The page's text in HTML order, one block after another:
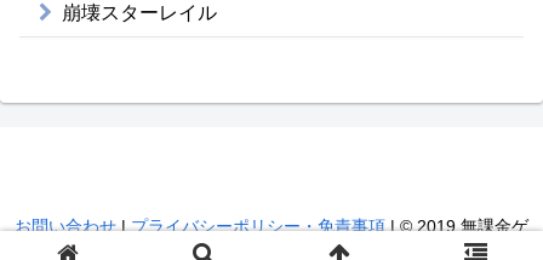
崩壊スターレイル
お問い合わせ|プライバシーポリシー・免責事項| © 2019 無課金ゲ